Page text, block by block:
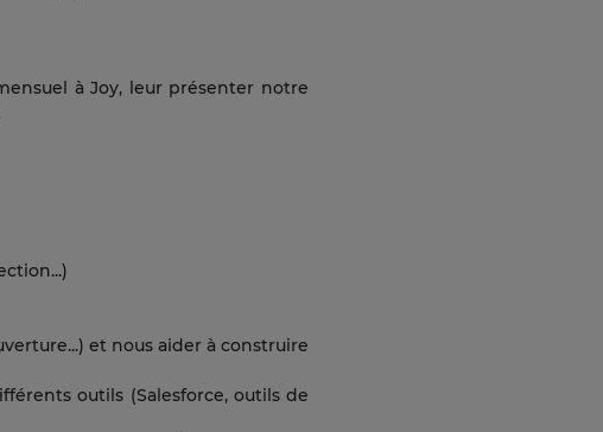
à Joy, leur présenter notre
et nous aider à construire
outils (Salesforce, outils de